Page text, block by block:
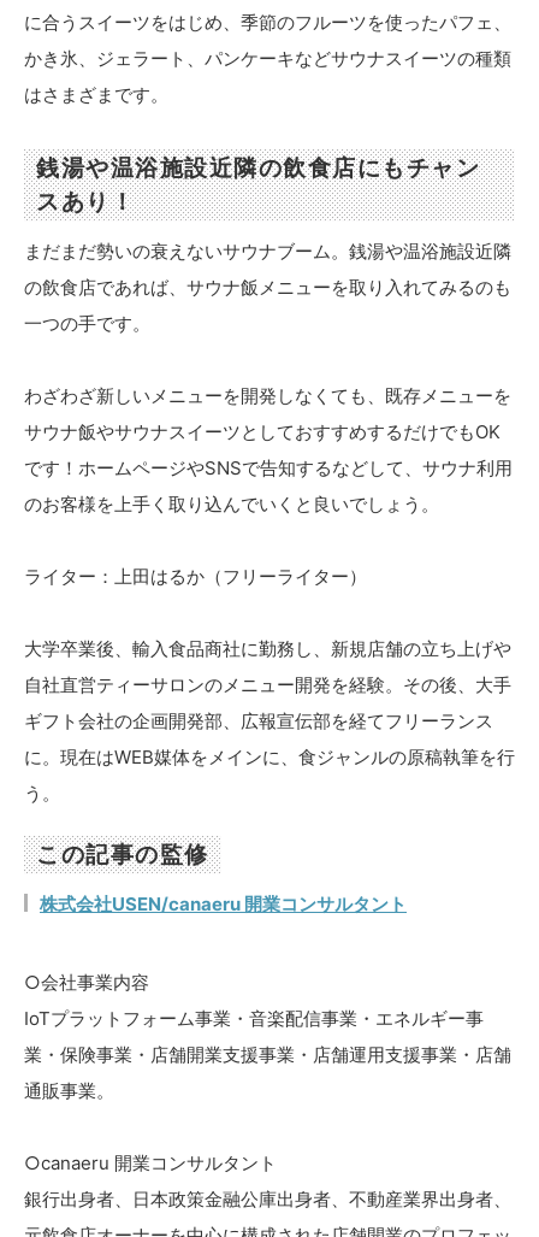
に合うスイーツをはじめ、季節のフルーツを使ったパフェ、
かき氷、ジェラート、パンケーキなどサウナスイーツの種類
はさまざまです。
銭湯や温浴施設近隣の飲食店にもチャン
スあり！
まだまだ勢いの衰えないサウナブーム。銭湯や温浴施設近隣
の飲食店であれば、サウナ飯メニューを取り入れてみるのも
一つの手です。
わざわざ新しいメニューを開発しなくても、既存メニューを
サウナ飯やサウナスイーツとしておすすめするだけでもOK
です！ホームページやSNSで告知するなどして、サウナ利用
のお客様を上手く取り込んでいくと良いでしょう。
ライター：上田はるか（フリーライター）
大学卒業後、輸入食品商社に勤務し、新規店舗の立ち上げや
自社直営ティーサロンのメニュー開発を経験。その後、大手
ギフト会社の企画開発部、広報宣伝部を経てフリーランス
に。現在はWEB媒体をメインに、食ジャンルの原稿執筆を行
う。
この記事の監修
株式会社USEN/canaeru 開業コンサルタント
○会社事業内容
IoTプラットフォーム事業・音楽配信事業・エネルギー事
業・保険事業・店舗開業支援事業・店舗運用支援事業・店舗
通販事業。
○canaeru 開業コンサルタント
銀行出身者、日本政策金融公庫出身者、不動産業界出身者、